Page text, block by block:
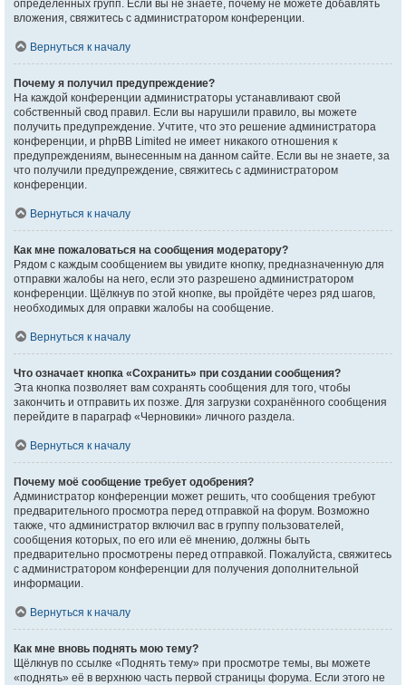
определённых групп. Если вы не знаете, почему не можете добавлять
вложения, свяжитесь с администратором конференции.
Вернуться к началу
Почему я получил предупреждение?
На каждой конференции администраторы устанавливают свой
собственный свод правил. Если вы нарушили правило, вы можете
получить предупреждение. Учтите, что это решение администратора
конференции, и phpBB Limited не имеет никакого отношения к
предупреждениям, вынесенным на данном сайте. Если вы не знаете, за
что получили предупреждение, свяжитесь с администратором
конференции.
Вернуться к началу
Как мне пожаловаться на сообщения модератору?
Рядом с каждым сообщением вы увидите кнопку, предназначенную для
отправки жалобы на него, если это разрешено администратором
конференции. Щёлкнув по этой кнопке, вы пройдёте через ряд шагов,
необходимых для оправки жалобы на сообщение.
Вернуться к началу
Что означает кнопка «Сохранить» при создании сообщения?
Эта кнопка позволяет вам сохранять сообщения для того, чтобы
закончить и отправить их позже. Для загрузки сохранённого сообщения
перейдите в параграф «Черновики» личного раздела.
Вернуться к началу
Почему моё сообщение требует одобрения?
Администратор конференции может решить, что сообщения требуют
предварительного просмотра перед отправкой на форум. Возможно
также, что администратор включил вас в группу пользователей,
сообщения которых, по его или её мнению, должны быть
предварительно просмотрены перед отправкой. Пожалуйста, свяжитесь
с администратором конференции для получения дополнительной
информации.
Вернуться к началу
Как мне вновь поднять мою тему?
Щёлкнув по ссылке «Поднять тему» при просмотре темы, вы можете
«поднять» её в верхнюю часть первой страницы форума. Если этого не